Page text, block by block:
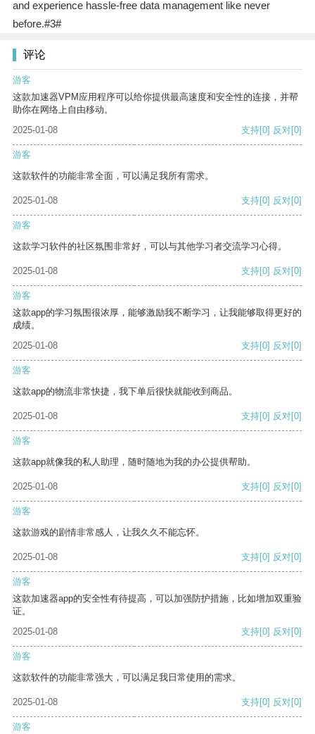
and experience hassle-free data management like never
before.#3#
评论
游客
这款加速器VPM应用程序可以给你提供最高速度和安全性的连接，并帮
助你在网络上自由移动。
2025-01-08
支持[0] 反对[0]
游客
这款软件的功能非常全面，可以满足我所有需求。
2025-01-08 支持[0] 反对[0]
游客
这款学习软件的社区氛围非常好，可以与其他学习者交流学习心得。
2025-01-08 支持[0] 反对[0]
游客
这款app的学习氛围很浓厚，能够激励我不断学习，让我能够取得更好的
成绩。
2025-01-08
支持[0] 反对[0]
游客
这款app的物流非常快捷，我下单后很快就能收到商品。
2025-01-08 支持[0] 反对[0]
游客
这款app就像我的私人助理，随时随地为我的办公提供帮助。
2025-01-08 支持[0] 反对[0]
游客
这款游戏的剧情非常感人，让我久久不能忘怀。
2025-01-08 支持[0] 反对[0]
游客
这款加速器app的安全性有待提高，可以加强防护措施，比如增加双重验
证。
2025-01-08
支持[0] 反对[0]
游客
这款软件的功能非常强大，可以满足我日常使用的需求。
2025-01-08 支持[0] 反对[0]
游客